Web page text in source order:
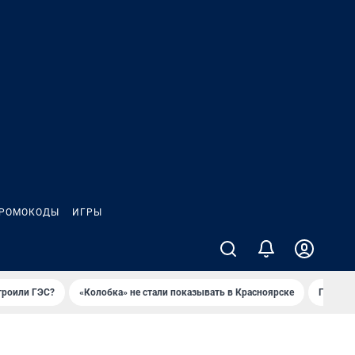
ИГРЫ
ГЭС? «Колобка» не стали показывать в Красноярске Гриль-